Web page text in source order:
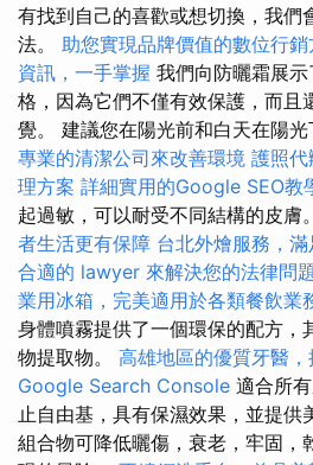
有找到自己的喜歡或想切換，我們
法。 助您實現品牌價值的數位行銷
資訊，一手掌握 我們向防曬霜展
格，因為它們不僅有效保護，而且
覺。 建議您在陽光前和白天在陽光
專業的清潔公司來改善環境 護照
理方案 詳細實用的Google SEO教
起過敏，可以耐受不同結構的皮膚
者生活更有保障 台北外燴服務，
合適的 lawyer 來解決您的法律問題
業用冰箱，完美適用於各類餐飲業
身體噴霧提供了一個環保的配方，
物提取物。 高雄地區的優質牙醫
Google Search Console 適合所
止自由基，具有保濕效果，並提供
組合物可降低曬傷，衰老，牢固，